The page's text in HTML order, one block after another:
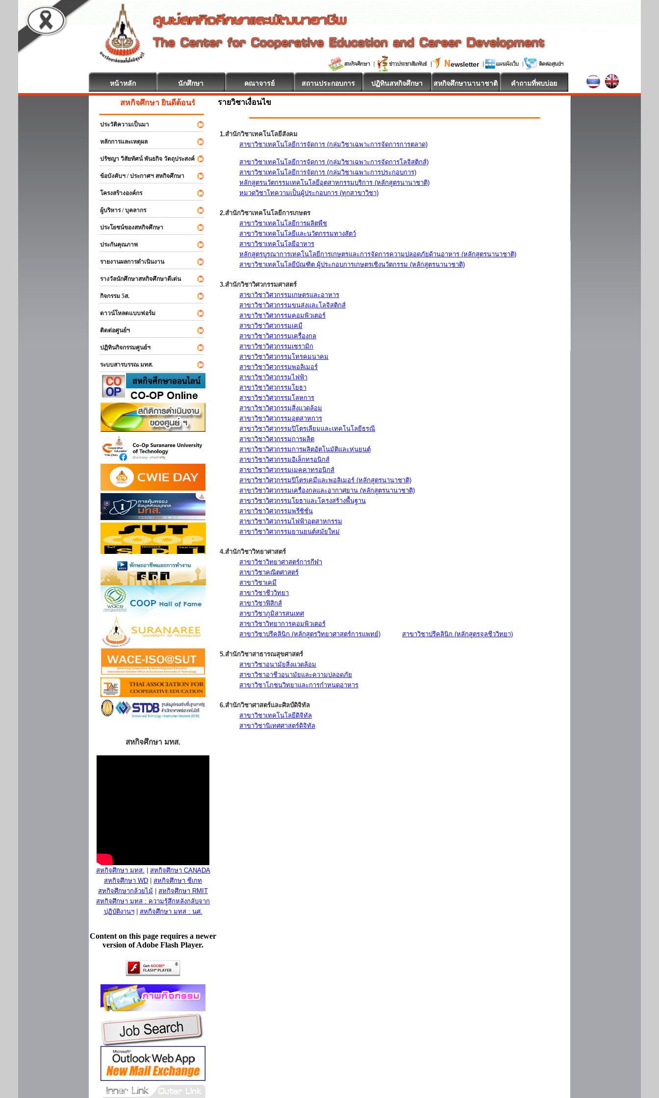
หน้าหลัก นักศึกษา คณาจารย์ สถานประกอบการ ปฏิทินสหกิจศึกษา สหกิจศึกษานานาชาติ คำถามที่พบบ่อย
สหกิจศึกษา ยินดีต้อนรับ
ประวัติความเป็นมา
หลักการและเหตุผล
ปรัชญา วิสัยทัศน์ พันธกิจ วัตถุประสงค์
ข้อบังคับฯ / ประกาศฯ สหกิจศึกษา
โครงสร้างองค์กร
ผู้บริหาร / บุคลากร
ประโยชน์ของสหกิจศึกษา
ประกันคุณภาพ
รายงานผลการดำเนินงาน
รางวัลนักศึกษาสหกิจศึกษาดีเด่น
กิจกรรม 5ส.
ดาวน์โหลดแบบฟอร์ม
ติดต่อศูนย์ฯ
ปฏิทินกิจกรรมศูนย์ฯ
ระบบสารบรรณ มทส.
สหกิจศึกษา มทส.
สหกิจศึกษา มทส.
สหกิจศึกษา CANADA
สหกิจศึกษา WD
สหกิจศึกษา ซีเกท
สหกิจศึกษากล้วยไม้
สหกิจศึกษา RMIT
สหกิจศึกษา มทส : ความรู้สึกหลังกลับจาก
ปฏิบัติงานฯ| สหกิจศึกษา มทส : นศ.
Content on this page requires a newer
version of Adobe Flash Player.
รายวิชาเงื่อนไข
1.สำนักวิชาเทคโนโลยีสังคม
สาขาวิชาเทคโนโลยีการจัดการ (กลุ่มวิชาเฉพาะการจัดการการตลาด)
สาขาวิชาเทคโนโลยีการจัดการ (กลุ่มวิชาเฉพาะการจัดการโลจิสติกส์)
สาขาวิชาเทคโนโลยีการจัดการ (กลุ่มวิชาเฉพาะการประกอบการ)
หลักสูตรนวัตกรรมเทคโนโลยีอุตสาหกรรมบริการ (หลักสูตรนานาชาติ)
หมวดวิชาโทความเป็นผู้ประกอบการ (ทุกสาขาวิชา)
2.สำนักวิชาเทคโนโลยีการเกษตร
สาขาวิชาเทคโนโลยีการผลิตพืช
สาขาวิชาเทคโนโลยีและนวัตกรรมทางสัตว์
สาขาวิชาเทคโนโลยีอาหาร
หลักสูตรบูรณาการเทคโนโลยีการเกษตรและการจัดการความปลอดภัยด้านอาหาร (หลักสูตรนานาชาติ)
สาขาวิชาเทคโนโลยีบัณฑิต ผู้ประกอบการเกษตรเชิงนวัตกรรม (หลักสูตรนานาชาติ)
3.สำนักวิชาวิศวกรรมศาสตร์
สาขาวิชาวิศวกรรมเกษตรและอาหาร
สาขาวิชาวิศวกรรมขนส่งและโลจิสติกส์
สาขาวิชาวิศวกรรมคอมพิวเตอร์
สาขาวิชาวิศวกรรมเคมี
สาขาวิชาวิศวกรรมเครื่องกล
สาขาวิชาวิศวกรรมเซรามิก
สาขาวิชาวิศวกรรมโทรคมนาคม
สาขาวิชาวิศวกรรมพอลิเมอร์
สาขาวิชาวิศวกรรมไฟฟ้า
สาขาวิชาวิศวกรรมโยธา
สาขาวิชาวิศวกรรมโลหการ
สาขาวิชาวิศวกรรมสิ่งแวดล้อม
สาขาวิชาวิศวกรรมอุตสาหการ
สาขาวิชาวิศวกรรมปิโตรเลียมและเทคโนโลยีธรณี
สาขาวิชาวิศวกรรมการผลิต
สาขาวิชาวิศวกรรมการผลิตอัตโนมัติและหุ่นยนต์
สาขาวิชาวิศวกรรมอิเล็กทรอนิกส์
สาขาวิชาวิศวกรรมเมคคาทรอนิกส์
สาขาวิชาวิศวกรรมปิโตรเคมีและพอลิเมอร์ (หลักสูตรนานาชาติ)
สาขาวิชาวิศวกรรมเครื่องกลและอากาศยาน (หลักสูตรนานาชาติ)
สาขาวิชาวิศวกรรมโยธาและโครงสร้างพื้นฐาน
สาขาวิชาวิศวกรรมพรีซิชั่น
สาขาวิชาวิศวกรรมไฟฟ้าอุตสาหกรรม
สาขาวิชาวิศวกรรมยานยนต์สมัยใหม่
4.สำนักวิชาวิทยาศาสตร์
สาขาวิชาวิทยาศาสตร์การกีฬา
สาขาวิชาคณิตศาสตร์
สาขาวิชาเคมี
สาขาวิชาชีววิทยา
สาขาวิชาฟิสิกส์
สาขาวิชาภูมิสารสนเทศ
สาขาวิชาวิทยาการคอมพิวเตอร์
สาขาวิชาปรีคลินิก (หลักสูตรวิทยาศาสตร์การแพทย์)
สาขาวิชาปรีคลินิก (หลักสูตรจุลชีววิทยา)
5.สำนักวิชาสาธารณสุขศาสตร์
สาขาวิชาอนามัยสิ่งแวดล้อม
สาขาวิชาอาชีวอนามัยและความปลอดภัย
สาขาวิชาโภชนวิทยาและการกำหนดอาหาร
6.สำนักวิชาศาสตร์และศิลป์ดิจิทัล
สาขาวิชาเทคโนโลยีดิจิทัล
สาขาวิชานิเทศศาสตร์ดิจิทัล